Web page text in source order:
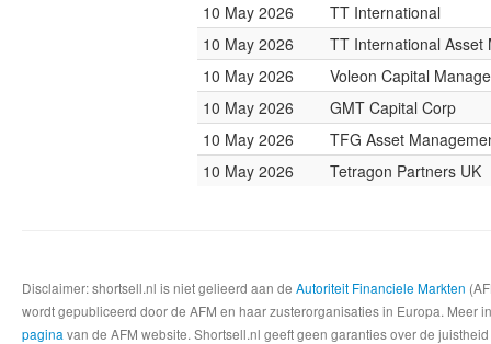
10 May 2026
TT International
10 May 2026
TT International Asset
10 May 2026
Voleon Capital
10 May 2026
GMT Capital Corp
10 May 2026
TFG Asset
10 May 2026
Tetragon Partners UK
Disclaimer: shortsell.nl is niet gelieerd aan de Autoriteit Financiele Markten
wordt gepubliceerd door de AFM en haar zusterorganisaties in Europa.
pagina van de AFM website. Shortsell.nl geeft geen garanties over de